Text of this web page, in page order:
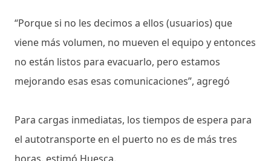
“Porque si no les decimos a ellos (usuarios) que
viene más volumen, no mueven el equipo y entonces
no están listos para evacuarlo, pero estamos
mejorando esas esas comunicaciones”, agregó
Para cargas inmediatas, los tiempos de espera para
el autotransporte en el puerto no es de más tres